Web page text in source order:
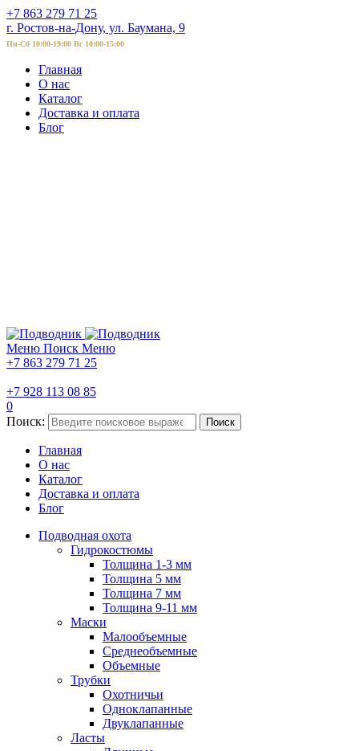
+7 863 279 71 25
г. Ростов-на-Дону, ул. Баумана, 9
Пн-Сб 10:00-19:00 Вс 10:00-15:00
Главная
О нас
Каталог
Доставка и оплата
Блог
Меню Поиск Меню
+7 863 279 71 25
+7 928 113 08 85
0
Поиск:
Поиск
Главная
О нас
Каталог
Доставка и оплата
Блог
Подводная охота
Гидрокостюмы
Толщина 1-3 мм
Толщина 5 мм
Толщина 7 мм
Толщина 9-11 мм
Маски
Малообъемные
Среднеобъемные
Объемные
Трубки
Охотничьи
Одноклапанные
Двуклапанные
Ласты